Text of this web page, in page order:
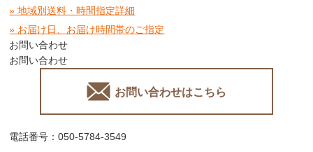
» 地域別送料・時間指定詳細
» お届け日、お届け時間帯のご指定
お問い合わせ
お問い合わせ
お問い合わせはこちら
電話番号：050-5784-3549